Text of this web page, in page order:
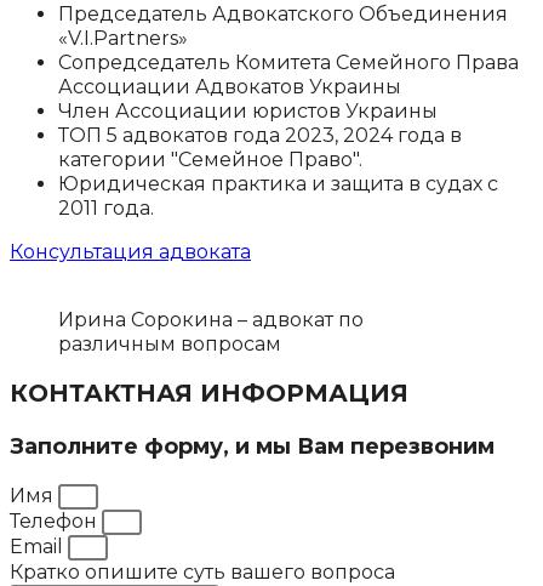
Председатель Адвокатского Объединения
«V.I.Partners»
Сопредседатель Комитета Семейного Права
Ассоциации Адвокатов Украины
Член Ассоциации юристов Украины
ТОП 5 адвокатов года 2023, 2024 года в
категории "Семейное Право".​
Юридическая практика и защита в судах с
2011 года.
Консультация адвоката
Ирина Сорокина – адвокат по
различным вопросам
КОНТАКТНАЯ ИНФОРМАЦИЯ
Заполните форму, и мы Вам перезвоним
Имя
Телефон
Email
Кратко опишите суть вашего вопроса